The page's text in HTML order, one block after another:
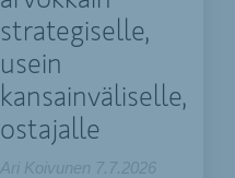
strategiselle,
usein
kansainväliselle,
ostajalle
Ari Koivunen 7.7.2026